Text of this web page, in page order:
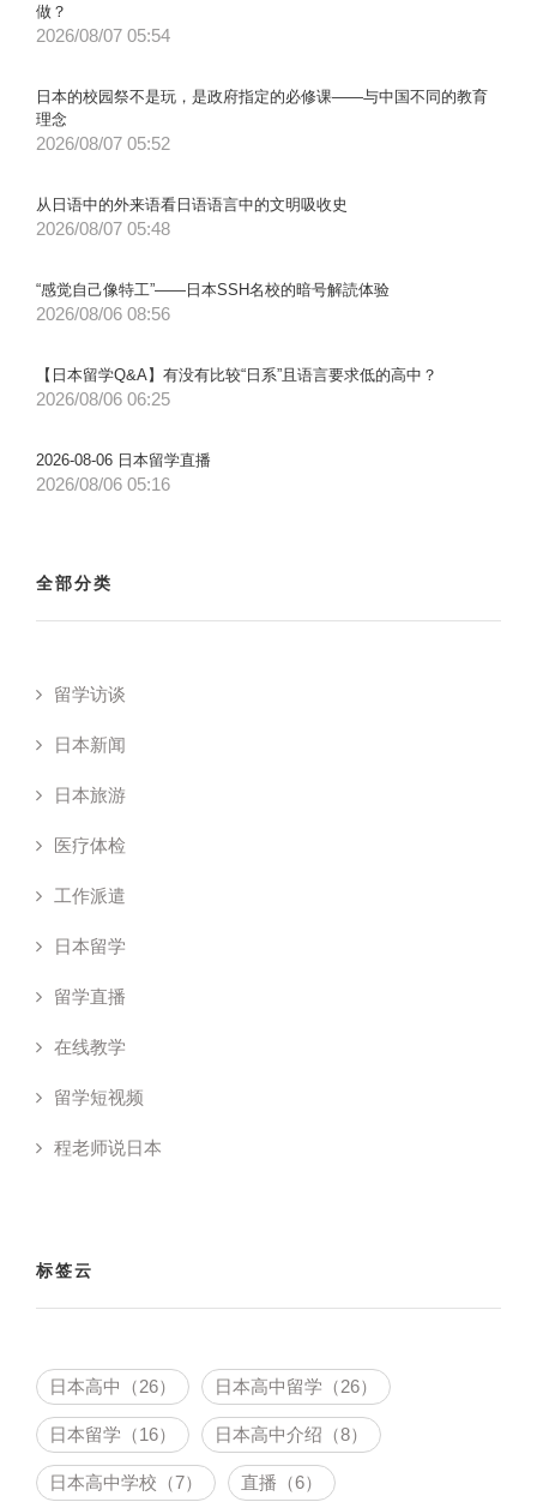
做？
2026/08/07 05:54
日本的校园祭不是玩，是政府指定的必修课——与中国不同的教育
理念
2026/08/07 05:52
从日语中的外来语看日语语言中的文明吸收史
2026/08/07 05:48
“感觉自己像特工”——日本SSH名校的暗号解読体验
2026/08/06 08:56
【日本留学Q&A】有没有比较“日系”且语言要求低的高中？
2026/08/06 06:25
2026-08-06 日本留学直播
2026/08/06 05:16
全部分类
留学访谈
日本新闻
日本旅游
医疗体检
工作派遣
日本留学
留学直播
在线教学
留学短视频
程老师说日本
标签云
日本高中（26） 日本高中留学（26）
日本留学（16） 日本高中介绍（8）
日本高中学校（7） 直播（6）